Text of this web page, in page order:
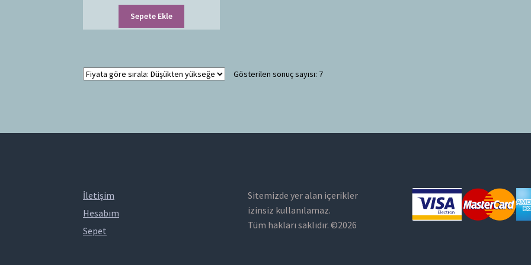
Sepete Ekle
Gösterilen sonuç sayısı: 7
İletişim
Hesabım
Sepet
Sitemizde yer alan içerikler
izinsiz kullanılamaz.
Tüm hakları saklıdır. ©2026